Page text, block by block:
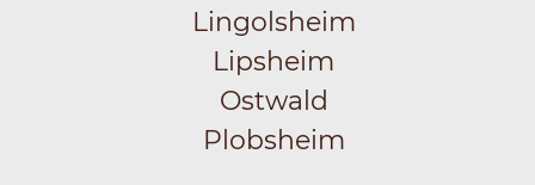
Lingolsheim
Lipsheim
Ostwald
Plobsheim